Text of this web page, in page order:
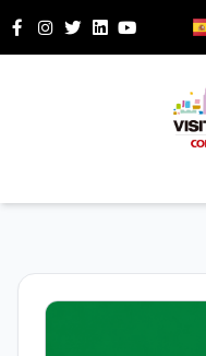
Facebook
Instagram
Twitter
LinkedIn
YouTube